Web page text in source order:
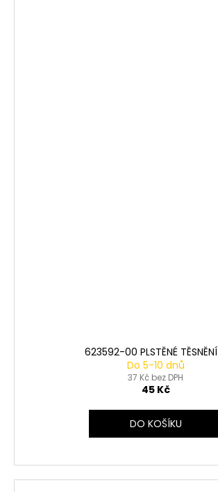
623592-00 PLSTĚNÉ
Do 5-10 dnů
37 Kč bez DPH
45 Kč
DO KOŠÍKU